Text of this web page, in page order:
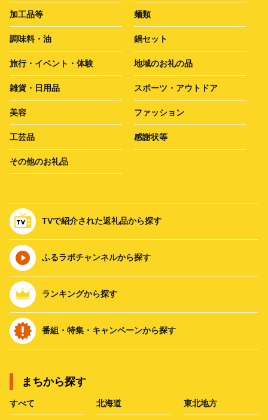
加工品等 麺類
調味料・油 鍋セット
旅行・イベント・体験 地域のお礼の品
雑貨・日用品 スポーツ・アウトドア
美容 ファッション
工芸品 感謝状等
その他のお礼品
TVで紹介された返礼品から探す
ふるラボチャンネルから探す
ランキングから探す
番組・特集・キャンペーンから探す
まちから探す
すべて 北海道 東北地方